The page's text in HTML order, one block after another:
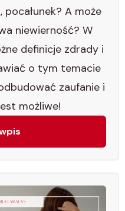
A może
niewierność? W
definicje zdrady i
o tym temacie
zaufanie i
możliwe!